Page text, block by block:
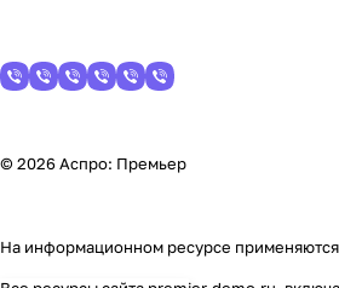
© 2026 Аспро: Премьер
На информационном ресурсе применяются